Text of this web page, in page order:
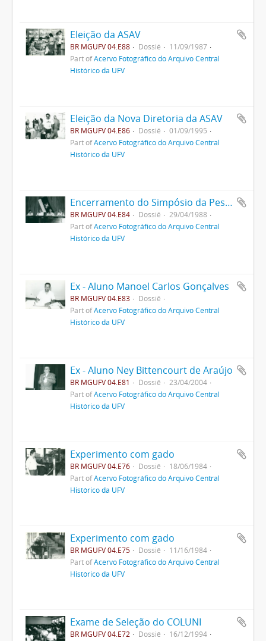
Eleição da ASAV
BR MGUFV 04.E88 Dossiê
11/09/1987
Part ofAcervo Fotográfico do Arquivo Central
Histórico da UFV
Eleição da Nova Diretoria da ASAV
BR MGUFV 04.E86 Dossiê
01/09/1995
Part ofAcervo Fotográfico do Arquivo Central
Histórico da UFV
Encerramento do Simpósio da Pesquisa
BR MGUFV 04.E84 Dossiê
29/04/1988
Part ofAcervo Fotográfico do Arquivo Central
Histórico da UFV
Ex - Aluno Manoel Carlos Gonçalves
BR MGUFV 04.E83
Dossiê
Part ofAcervo Fotográfico do Arquivo Central
Histórico da UFV
Ex - Aluno Ney Bittencourt de Araújo
BR MGUFV 04.E81 Dossiê
23/04/2004
Part ofAcervo Fotográfico do Arquivo Central
Histórico da UFV
Experimento com gado
BR MGUFV 04.E76 Dossiê
18/06/1984
Part ofAcervo Fotográfico do Arquivo Central
Histórico da UFV
Experimento com gado
BR MGUFV 04.E75 Dossiê
11/16/1984
Part ofAcervo Fotográfico do Arquivo Central
Histórico da UFV
Exame de Seleção do COLUNI
BR MGUFV 04.E72 Dossiê
16/12/1994